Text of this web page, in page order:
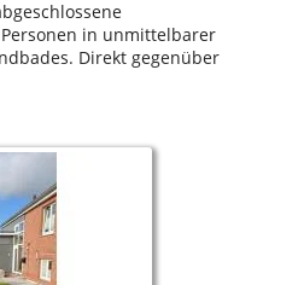
in unmittelbarer
Direkt gegenüber